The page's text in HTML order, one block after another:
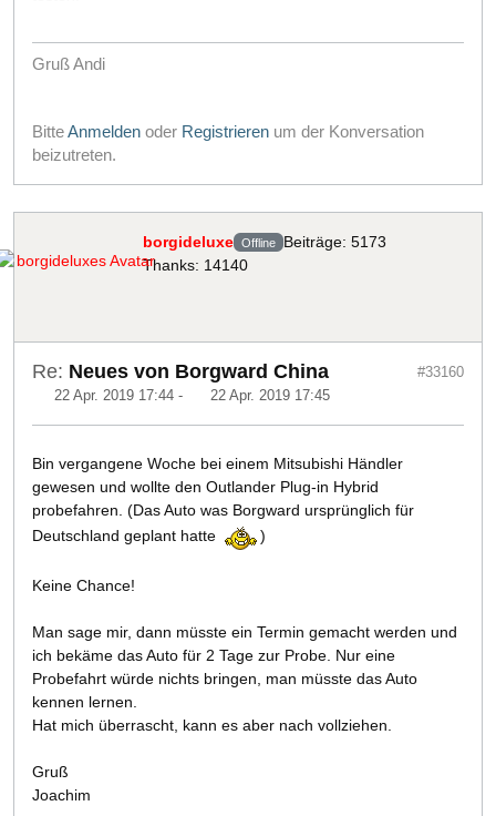
Gruß Andi
BitteAnmelden oder Registrieren um der Konversation
beizutreten.
borgideluxe Offline Beiträge: 5173
Thanks: 14140
Re: Neues von Borgward China
22 Apr. 2019 17:44 - 22 Apr. 2019 17:45
#33160
Bin vergangene Woche bei einem Mitsubishi Händler
gewesen und wollte den Outlander Plug-in Hybrid
probefahren. (Das Auto was Borgward ursprünglich für
Deutschland geplant hatte
)
Keine Chance!
Man sage mir, dann müsste ein Termin gemacht werden und
ich bekäme das Auto für 2 Tage zur Probe. Nur eine
Probefahrt würde nichts bringen, man müsste das Auto
kennen lernen.
Hat mich überrascht, kann es aber nach vollziehen.
Gruß
Joachim